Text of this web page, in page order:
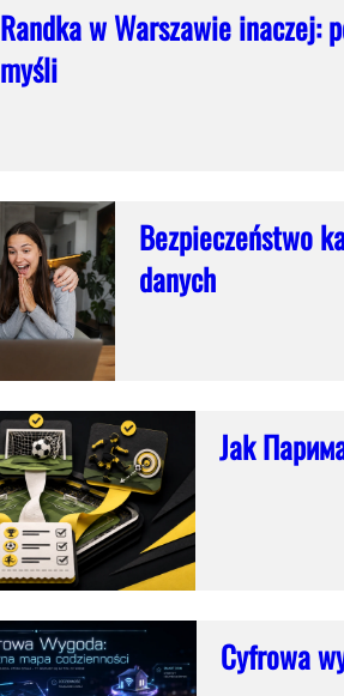
Randka w Warszawie inaczej:
myśli
Bezpieczeństwo
danych
Jak
Cyfrowa